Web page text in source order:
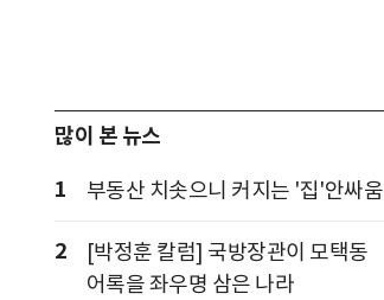
많이 본 뉴스
1
부동산 치솟으니 커지는 '집'안싸움
2
[박정훈 칼럼] 국방장관이 모택동
어록을 좌우명 삼은 나라